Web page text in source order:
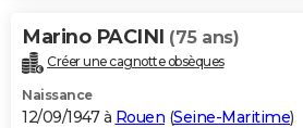
Marino PACINI (75 ans)
Créer une cagnotte obsèques
Naissance
12/09/1947 à Rouen (Seine-Maritime)